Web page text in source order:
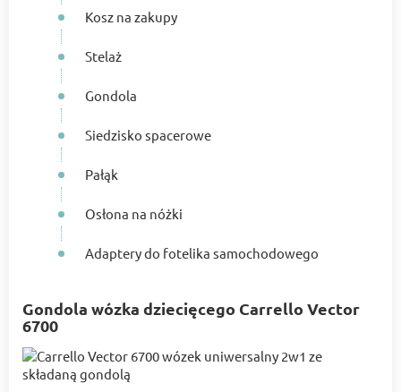
Kosz na zakupy
Stelaż
Gondola
Siedzisko spacerowe
Pałąk
Osłona na nóżki
Adaptery do fotelika samochodowego
Gondola wózka dziecięcego Carrello Vector
6700